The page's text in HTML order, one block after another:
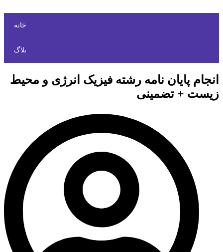
خانه
بلاگ
انجام پایان نامه رشته فیزیک انرژی و محیط
زیست + تضمینی